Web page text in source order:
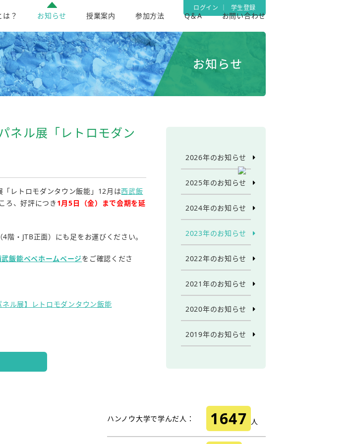
ログイン 学生登録
は？ お知らせ 授業案内 参加方法 Q＆A お問い合わせ
ネル展「レトロモダン
レトロモダンタウン飯能」12月は西武飯
ろ、好評につき 1月5日（金）まで会期を延
・JTB正面）にも足をお運びください。
武飯能ペペホームページをご確認くださ
ル展】レトロモダンタウン飯能
2026年のお知らせ
2025年のお知らせ
2024年のお知らせ
2023年のお知らせ
2022年のお知らせ
2021年のお知らせ
2020年のお知らせ
2019年のお知らせ
ハンノウ大学で学んだ人： 1647 人